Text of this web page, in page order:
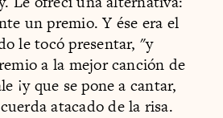
un premio. Y ése era el
le tocó presentar, "y
a la mejor canción de
¡y que se pone a cantar,
atacado de la risa.